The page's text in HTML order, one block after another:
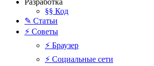
Разработка
§§ Код
✎ Статьи
⚡ Советы
⚡ Браузер
⚡ Социальные сети